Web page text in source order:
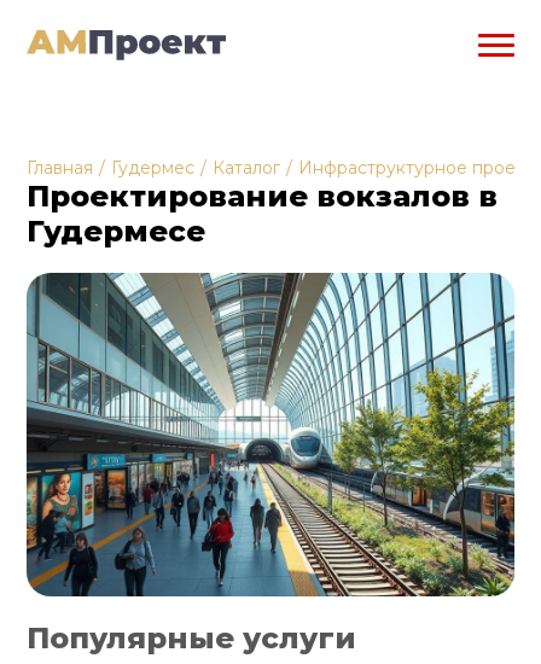
Главная / Гудермес / Каталог / Инфраструктурное
Проектирование вокзалов в
Гудермесе
Популярные услуги